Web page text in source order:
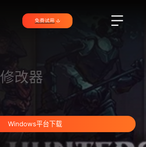
免费试用
|修改器
Windows平台下载